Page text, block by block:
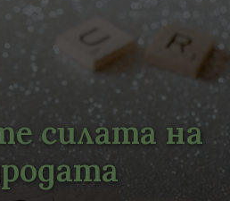
силата на